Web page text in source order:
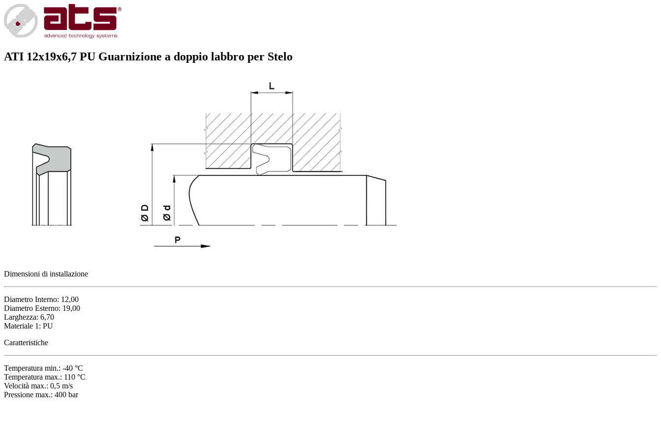
ATI 12x19x6,7 PU Guarnizione a doppio labbro per Stelo
Dimensioni di installazione
Diametro Interno: 12,00
Diametro Esterno: 19,00
Larghezza: 6,70
Materiale 1: PU
Caratteristiche
Temperatura min.: -40 °C
Temperatura max.: 110 °C
Velocità max.: 0,5 m/s
Pressione max.: 400 bar